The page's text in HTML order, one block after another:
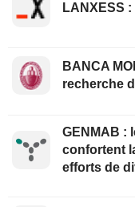
LANXESS
BANCA
recherche
GENMAB :
confortent
efforts de